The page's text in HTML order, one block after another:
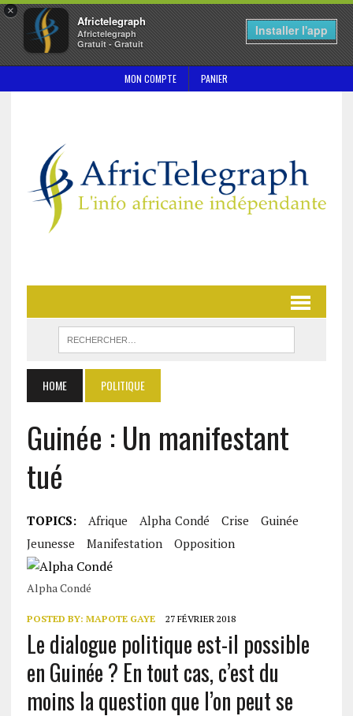
×
Africtelegraph
Africtelegraph
Gratuit - Gratuit
Installer l'app
MON COMPTE PANIER
HOME POLITIQUE
Guinée : Un manifestant
tué
TOPICS: Afrique Alpha Condé Crise
Guinée
Jeunesse
Manifestation Opposition
Alpha Condé
POSTED BY: MAPOTE GAYE 27 FÉVRIER 2018
Le dialogue politique est-il possible
en Guinée ? En tout cas, c’est du
moins la question que l’on peut se